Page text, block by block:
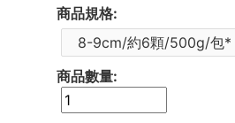
商品規格:
8-9cm/約6顆/500g/包*
商品數量: